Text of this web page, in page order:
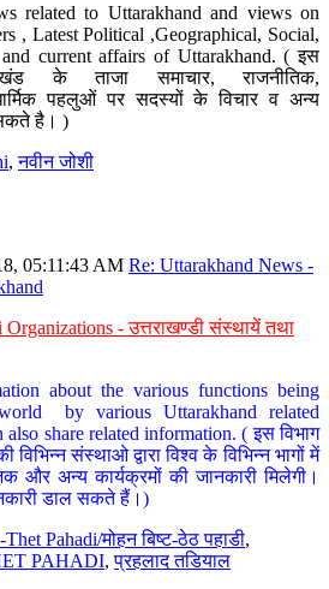
related to Uttarakhand and views on
, Latest Political ,Geographical, Social,
current affairs of Uttarakhand. ( इस
के ताजा समाचार, राजनीतिक,
पहलुओं पर सदस्यों के विचार व अन्य
है। )
,नवीन जोशी
05:11:43 AM Re: Uttarakhand News -
- उत्तराखण्डी संस्थायें तथा
about the various functions being
by various Uttarakhand related
share related information. ( इस विभाग
संस्थाओ द्वारा विश्व के विभिन्न भागों में
और अन्य कार्यक्रमों की जानकारी मिलेगी।
डाल सकते हैं।)
Pahadi/मोहन बिष्ट-ठेठ पहाडी,
PAHADI,प्रहलाद तडियाल